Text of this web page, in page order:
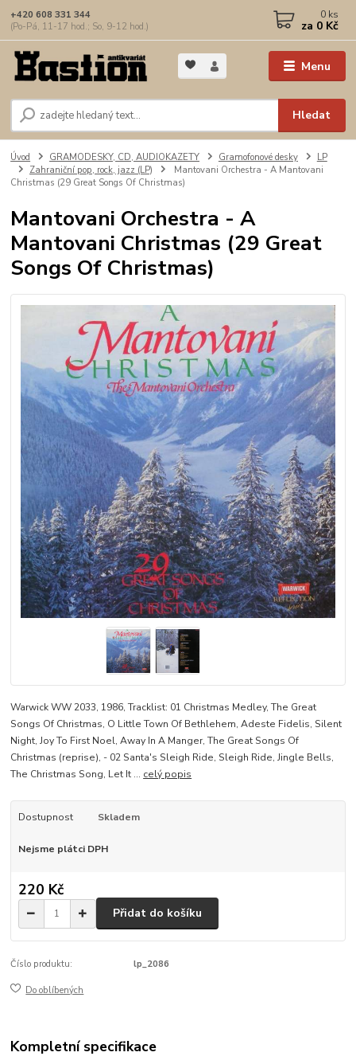
Menu
Hledat
+420 608 331 344
(Po-Pá, 11-17 hod.; So, 9-12 hod.)
0 ks
za 0 Kč
Úvod GRAMODESKY, CD, AUDIOKAZETY Gramofonové desky
LP
Zahraniční pop, rock, jazz (LP)
Mantovani Orchestra - A Mantovani
Christmas (29 Great Songs Of Christmas)
Mantovani Orchestra - A
Mantovani Christmas (29 Great
Songs Of Christmas)
Warwick WW 2033, 1986, Tracklist: 01 Christmas Medley, The Great
Songs Of Christmas, O Little Town Of Bethlehem, Adeste Fidelis, Silent
Night, Joy To First Noel, Away In A Manger, The Great Songs Of
Christmas (reprise), - 02 Santa's Sleigh Ride, Sleigh Ride, Jingle Bells,
The Christmas Song, Let It ... celý popis
Dostupnost Skladem
Nejsme plátci DPH
220 Kč
Přidat do košíku
Číslo produktu: lp_2086
Do oblíbených
Kompletní specifikace